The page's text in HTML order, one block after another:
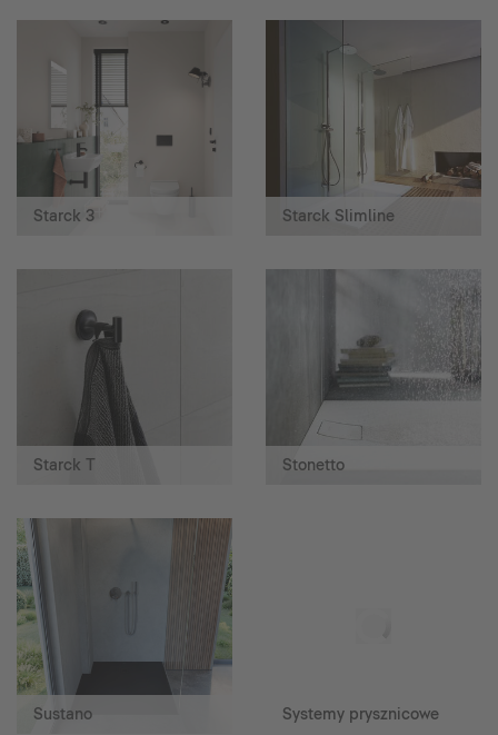
Starck 3 Starck Slimline
Starck T Stonetto
Sustano Systemy prysznicowe